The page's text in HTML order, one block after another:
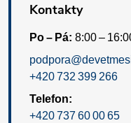
Kontakty
Po – Pá: 8:00 –
+420 732 399 266
Telefon:
+420 737 60 00 65